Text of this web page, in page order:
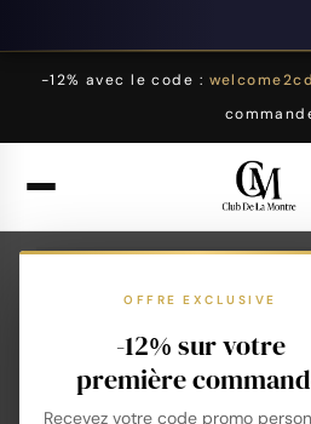
-12% avec le code :
OFFRE EXCLUSIVE
-12% sur votre
première
Recevez votre code promo